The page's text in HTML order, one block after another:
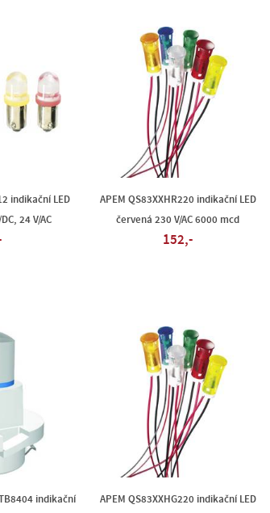
indikační LED
24 V/AC
APEM QS83XXHR220 indikační LED
červená 230 V/AC 6000 mcd
152,-
indikační
APEM QS83XXHG220 indikační LED